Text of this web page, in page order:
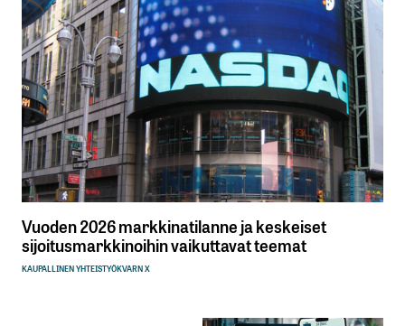
Vuoden 2026 markkinatilanne ja keskeiset
sijoitusmarkkinoihin vaikuttavat teemat
KAUPALLINEN YHTEISTYÖKVARN X